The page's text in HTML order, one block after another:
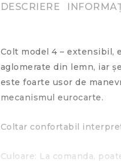
DESCRIERE
Colt model 4 – extensibil,
aglomerate din lemn, iar
este foarte usor de
mecanismul eurocarte.
Coltar confortabil
Culoare: La comanda,